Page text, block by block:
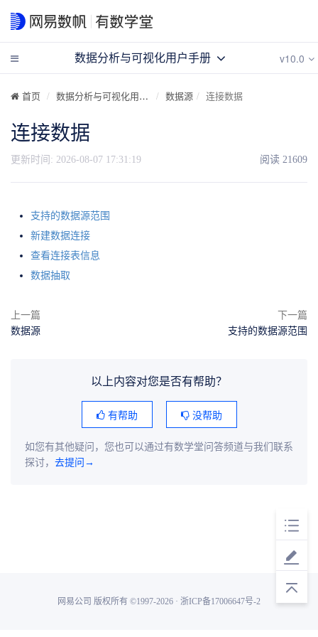
首页 数据分析与可视化用户手册 数据源 连接数据
连接数据
更新时间: 2026-08-07 17:31:19 阅读 21609
支持的数据源范围
新建数据连接
查看连接表信息
数据抽取
上一篇
数据源
下一篇
支持的数据源范围
以上内容对您是否有帮助？
有帮助 没帮助
如您有其他疑问，您也可以通过有数学堂问答频道与我们联系
探讨， 去提问→
数据分析与可视化用户手册 v10.0
网易公司 版权所有 ©1997-2026 · 浙ICP备17006647号-2